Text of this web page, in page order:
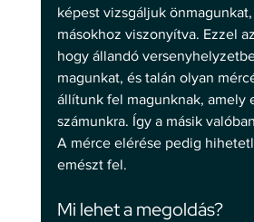
képest vizsgáljuk
másokhoz viszonyítva. Ezzel
hogy állandó
magunkat, és talán olyan
állítunk fel magunknak, amely
számunkra. Így a másik
A mérce elérése pedig
emészt fel.
Mi lehet a megoldás?